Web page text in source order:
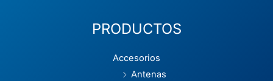
PRODUCTOS
Accesorios
Antenas